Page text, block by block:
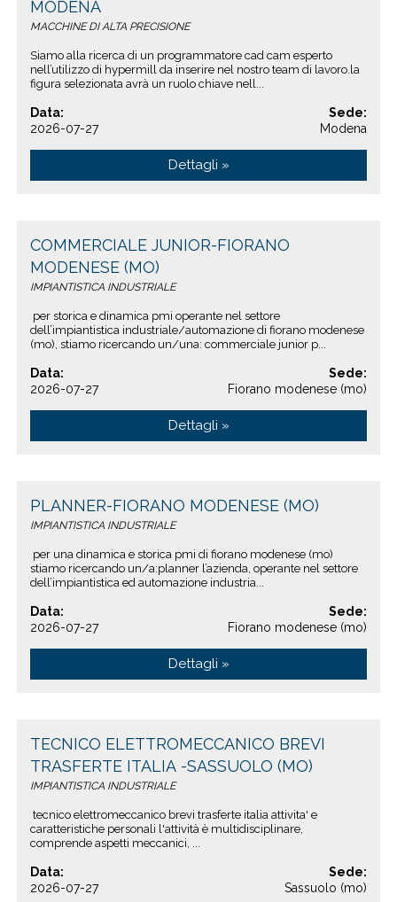
MODENA
MACCHINE DI ALTA PRECISIONE
Siamo alla ricerca di un programmatore cad cam esperto
nell’utilizzo di hypermill da inserire nel nostro team di lavoro.la
figura selezionata avrà un ruolo chiave nell...
Data:
2026-07-27
Sede:
Modena
Dettagli »
COMMERCIALE JUNIOR-FIORANO
MODENESE (MO)
IMPIANTISTICA INDUSTRIALE
per storica e dinamica pmi operante nel settore
dell’impiantistica industriale/automazione di fiorano modenese
(mo), stiamo ricercando un/una: commerciale junior p...
Data:
2026-07-27
Sede:
Fiorano modenese (mo)
Dettagli »
PLANNER-FIORANO MODENESE (MO)
IMPIANTISTICA INDUSTRIALE
per una dinamica e storica pmi di fiorano modenese (mo)
stiamo ricercando un/a:planner l’azienda, operante nel settore
dell’impiantistica ed automazione industria...
Data:
2026-07-27
Sede:
Fiorano modenese (mo)
Dettagli »
TECNICO ELETTROMECCANICO BREVI
TRASFERTE ITALIA -SASSUOLO (MO)
IMPIANTISTICA INDUSTRIALE
tecnico elettromeccanico brevi trasferte italia attivita' e
caratteristiche personali l'attività è multidisciplinare,
comprende aspetti meccanici, ...
Data:
2026-07-27
Sede:
Sassuolo (mo)